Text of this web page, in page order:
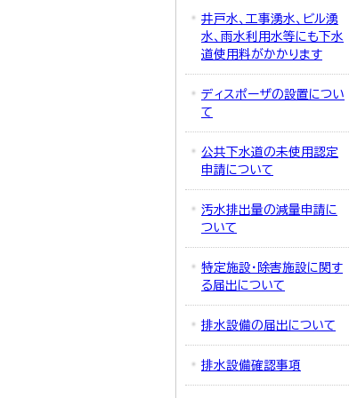
井戸水、工事湧水、ビル湧
水、雨水利用水等にも下水
道使用料がかかります
ディスポーザの設置につい
て
公共下水道の未使用認定
申請について
汚水排出量の減量申請に
ついて
特定施設・除害施設に関す
る届出について
排水設備の届出について
排水設備確認事項